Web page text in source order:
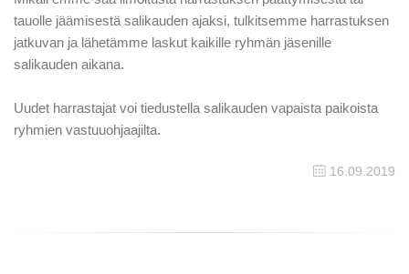
tauolle jäämisestä salikauden ajaksi, tulkitsemme harrastuksen
jatkuvan ja lähetämme laskut kaikille ryhmän jäsenille
salikauden aikana.
Uudet harrastajat voi tiedustella salikauden vapaista paikoista
ryhmien vastuuohjaajilta.
16.09.2019